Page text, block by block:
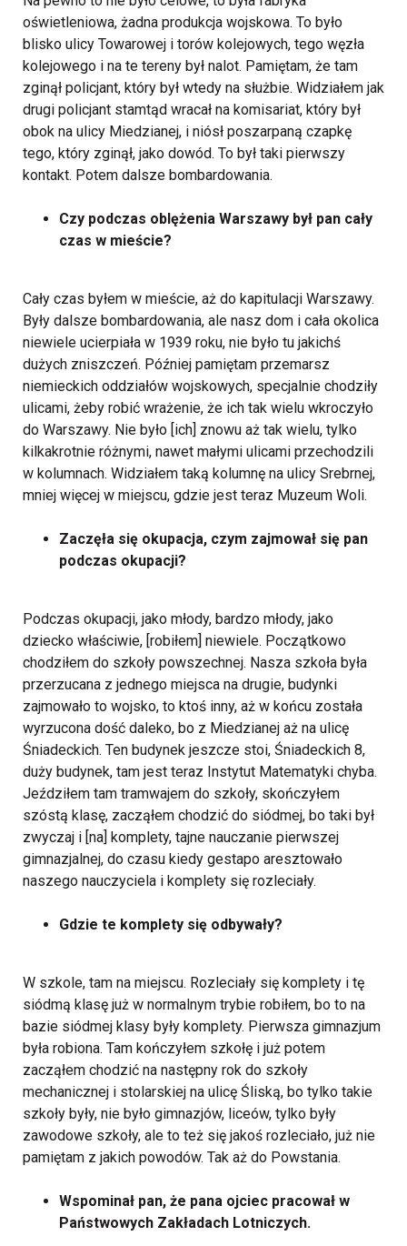
oświetleniowa, żadna produkcja wojskowa. To było
blisko ulicy Towarowej i torów kolejowych, tego węzła
kolejowego i na te tereny był nalot. Pamiętam, że tam
zginął policjant, który był wtedy na służbie. Widziałem jak
drugi policjant stamtąd wracał na komisariat, który był
obok na ulicy Miedzianej, i niósł poszarpaną czapkę
tego, który zginął, jako dowód. To był taki pierwszy
kontakt. Potem dalsze bombardowania.
Czy podczas oblężenia Warszawy był pan cały
czas w mieście?
Cały czas byłem w mieście, aż do kapitulacji Warszawy.
Były dalsze bombardowania, ale nasz dom i cała okolica
niewiele ucierpiała w 1939 roku, nie było tu jakichś
dużych zniszczeń. Później pamiętam przemarsz
niemieckich oddziałów wojskowych, specjalnie chodziły
ulicami, żeby robić wrażenie, że ich tak wielu wkroczyło
do Warszawy. Nie było [ich] znowu aż tak wielu, tylko
kilkakrotnie różnymi, nawet małymi ulicami przechodzili
w kolumnach. Widziałem taką kolumnę na ulicy Srebrnej,
mniej więcej w miejscu, gdzie jest teraz Muzeum Woli.
Zaczęła się okupacja, czym zajmował się pan
podczas okupacji?
Podczas okupacji, jako młody, bardzo młody, jako
dziecko właściwie, [robiłem] niewiele. Początkowo
chodziłem do szkoły powszechnej. Nasza szkoła była
przerzucana z jednego miejsca na drugie, budynki
zajmowało to wojsko, to ktoś inny, aż w końcu została
wyrzucona dość daleko, bo z Miedzianej aż na ulicę
Śniadeckich. Ten budynek jeszcze stoi, Śniadeckich 8,
duży budynek, tam jest teraz Instytut Matematyki chyba.
Jeździłem tam tramwajem do szkoły, skończyłem
szóstą klasę, zacząłem chodzić do siódmej, bo taki był
zwyczaj i [na] komplety, tajne nauczanie pierwszej
gimnazjalnej, do czasu kiedy gestapo aresztowało
naszego nauczyciela i komplety się rozleciały.
Gdzie te komplety się odbywały?
W szkole, tam na miejscu. Rozleciały się komplety i tę
siódmą klasę już w normalnym trybie robiłem, bo to na
bazie siódmej klasy były komplety. Pierwsza gimnazjum
była robiona. Tam kończyłem szkołę i już potem
zacząłem chodzić na następny rok do szkoły
mechanicznej i stolarskiej na ulicę Śliską, bo tylko takie
szkoły były, nie było gimnazjów, liceów, tylko były
zawodowe szkoły, ale to też się jakoś rozleciało, już nie
pamiętam z jakich powodów. Tak aż do Powstania.
Wspominał pan, że pana ojciec pracował w
Państwowych Zakładach Lotniczych.